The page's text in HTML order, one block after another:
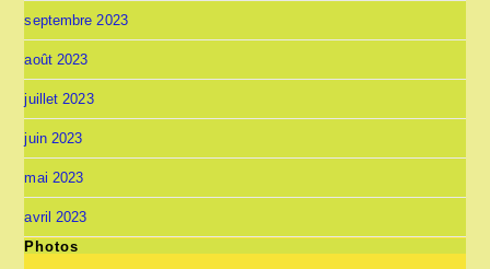
septembre 2023
août 2023
juillet 2023
juin 2023
mai 2023
avril 2023
Photos